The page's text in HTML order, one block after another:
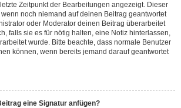
Zeitpunkt der Bearbeitungen angezeigt. Dieser
noch niemand auf deinen Beitrag geantwortet
oder Moderator deinen Beitrag überarbeitet
falls sie es für nötig halten, eine Notiz hinterlassen,
wurde. Bitte beachte, dass normale Benutzer
können, wenn bereits jemand darauf geantwortet
eine Signatur anfügen?